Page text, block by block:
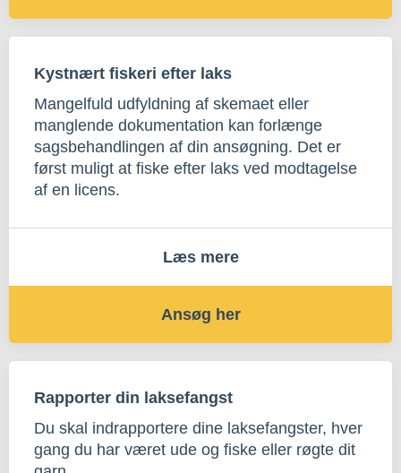
Kystnært fiskeri efter laks
Mangelfuld udfyldning af skemaet eller
manglende dokumentation kan forlænge
sagsbehandlingen af din ansøgning. Det er
først muligt at fiske efter laks ved modtagelse
af en licens.
Læs mere
Ansøg her
Rapporter din laksefangst
Du skal indrapportere dine laksefangster, hver
gang du har været ude og fiske eller røgte dit